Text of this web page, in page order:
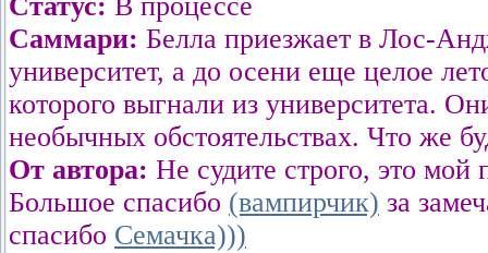
Саммари: Белла приезжает в Лос-
университет, а до осени еще целое
которого выгнали из университета.
необычных обстоятельствах. Что же
От автора: Не судите строго, это
Большое спасибо (вампирчик) за
спасибо Семачка)))